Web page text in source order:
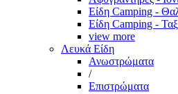
Είδη Camping -
Είδη Camping -
view more
Λευκά Είδη
Ανωστρώματα
/
Επιστρώματα